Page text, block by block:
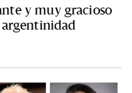
y muy gracioso